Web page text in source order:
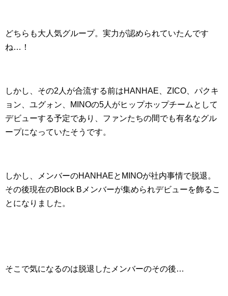
どちらも大人気グループ。実力が認められていたんです
ね…！
しかし、その2人が合流する前はHANHAE、ZICO、パクキ
ョン、ユグォン、MINOの5人がヒップホップチームとして
デビューする予定であり、ファンたちの間でも有名なグル
ープになっていたそうです。
しかし、メンバーのHANHAEとMINOが社内事情で脱退。
その後現在のBlock Bメンバーが集められデビューを飾るこ
とになりました。
そこで気になるのは脱退したメンバーのその後…